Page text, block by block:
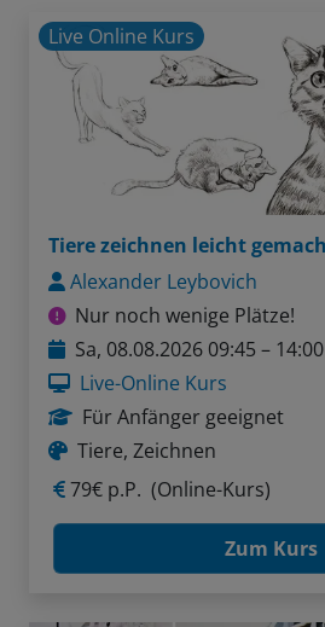
Live Online Kurs
Alexander Leybovich
Nur noch wenige Plätze!
Sa, 08.08.2026 09:45 – 14:00
Live-Online Kurs
Für Anfänger geeignet
Tiere, Zeichnen
79€ p.P. (Online-Kurs)
Zum Kurs